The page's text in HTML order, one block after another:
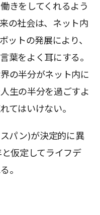
きをしてくれるよう
の社会は、ネット内
ットの発展により、
葉をよく耳にする。
の半分がネット内に
生の半分を過ごすよ
てはいけない。
パン)が決定的に異
仮定してライフデ
。